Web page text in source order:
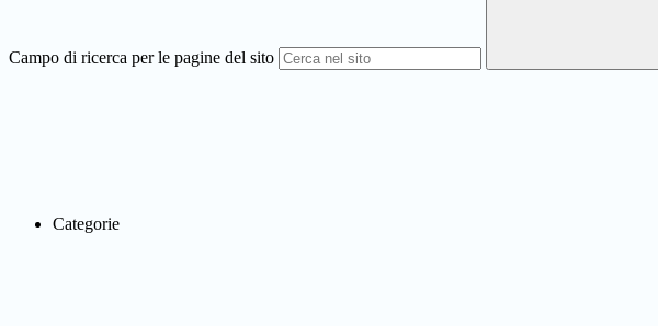
Campo di ricerca per le pagine del sito
Categorie